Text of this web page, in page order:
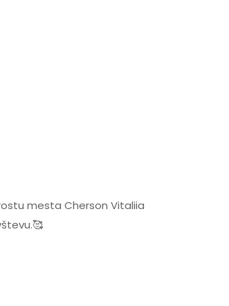
mesta Cherson Vitaliia